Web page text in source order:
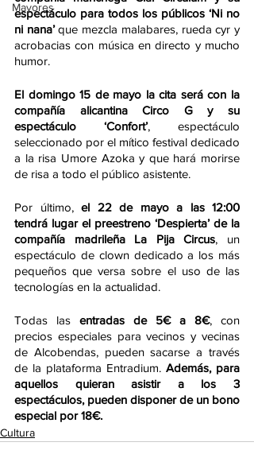
Mayores
espectáculo para todos los públicos ‘Ni no
ni nana’ que mezcla malabares, rueda cyr y
acrobacias con música en directo y mucho
humor.
El domingo 15 de mayo la cita será con la
compañía alicantina Circo G y su
espectáculo ‘Confort’, espectáculo
seleccionado por el mítico festival dedicado
a la risa Umore Azoka y que hará morirse
de risa a todo el público asistente.
Por último, el 22 de mayo a las 12:00
tendrá lugar el preestreno ‘Despierta’ de la
compañía madrileña La Pija Circus, un
espectáculo de clown dedicado a los más
pequeños que versa sobre el uso de las
tecnologías en la actualidad.
Todas las entradas de 5€ a 8€, con
precios especiales para vecinos y vecinas
de Alcobendas, pueden sacarse a través
de la plataforma Entradium. Además, para
aquellos quieran asistir a los 3
espectáculos, pueden disponer de un bono
especial por 18€.
Cultura